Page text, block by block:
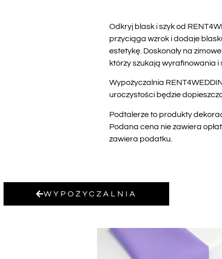
Odkryj blask i szyk od
przyciąga wzrok i dodaje
estetykę. Doskonały na
którzy szukają wyrafinowania i
Wypożyczalnia
uroczystości będzie
Podtalerze to produkty
Podana cena nie zawiera
zawiera podatku.
WYPOŻYCZALNIA